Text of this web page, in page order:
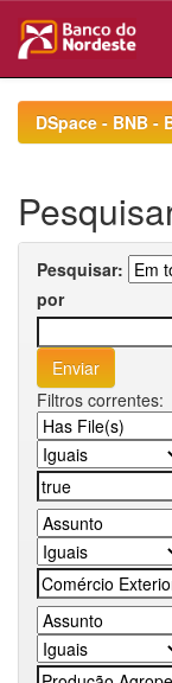
navigationDSpace - BNB -
Pesquisar:
por
Filtros correntes: